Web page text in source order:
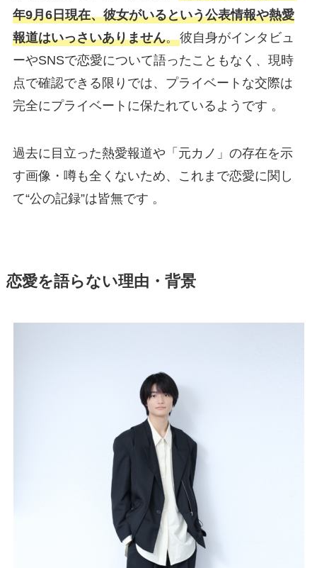
年9月6日現在、彼女がいるという公表情報や熱愛
報道はいっさいありません。彼自身がインタビュ
ーやSNSで恋愛について語ったこともなく、現時
点で確認できる限りでは、プライベートな交際は
完全にプライベートに保たれているようです 。
過去に目立った熱愛報道や「元カノ」の存在を示
す画像・噂も全くないため、これまで恋愛に関し
て“公の記録”は皆無です 。
恋愛を語らない理由・背景